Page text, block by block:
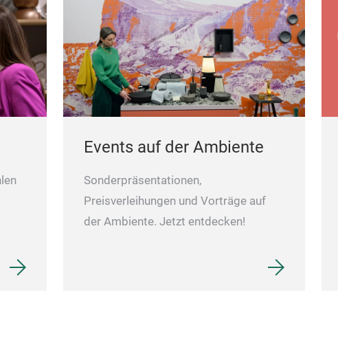
Events auf der Ambiente
Sonderpräsentationen,
Preisverleihungen und Vorträge auf
der Ambiente. Jetzt entdecken!